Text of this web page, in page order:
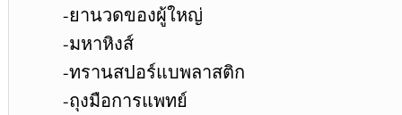
-ยานวดของผู้ใหญ่
-มหาหิงส์
-ทรานสปอร์แบพลาสติก
-ถุงมือการแพทย์